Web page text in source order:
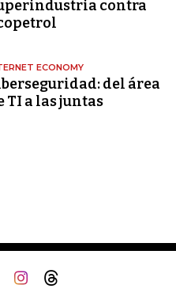
contra
ECONOMY
del área
TI a las juntas